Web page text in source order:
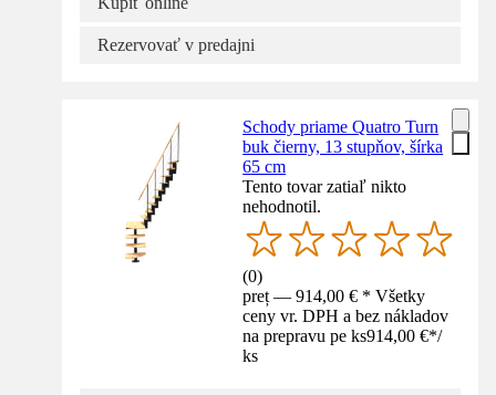
Rezervovať v predajni
Schody priame Quatro Turn
buk čierny, 13 stupňov, šírka
65 cm
Tento tovar zatiaľ nikto
nehodnotil.
(0)
preț — 914,00 € * Všetky
ceny vr. DPH a bez nákladov
na prepravu pe ks914,00 €*/
ks